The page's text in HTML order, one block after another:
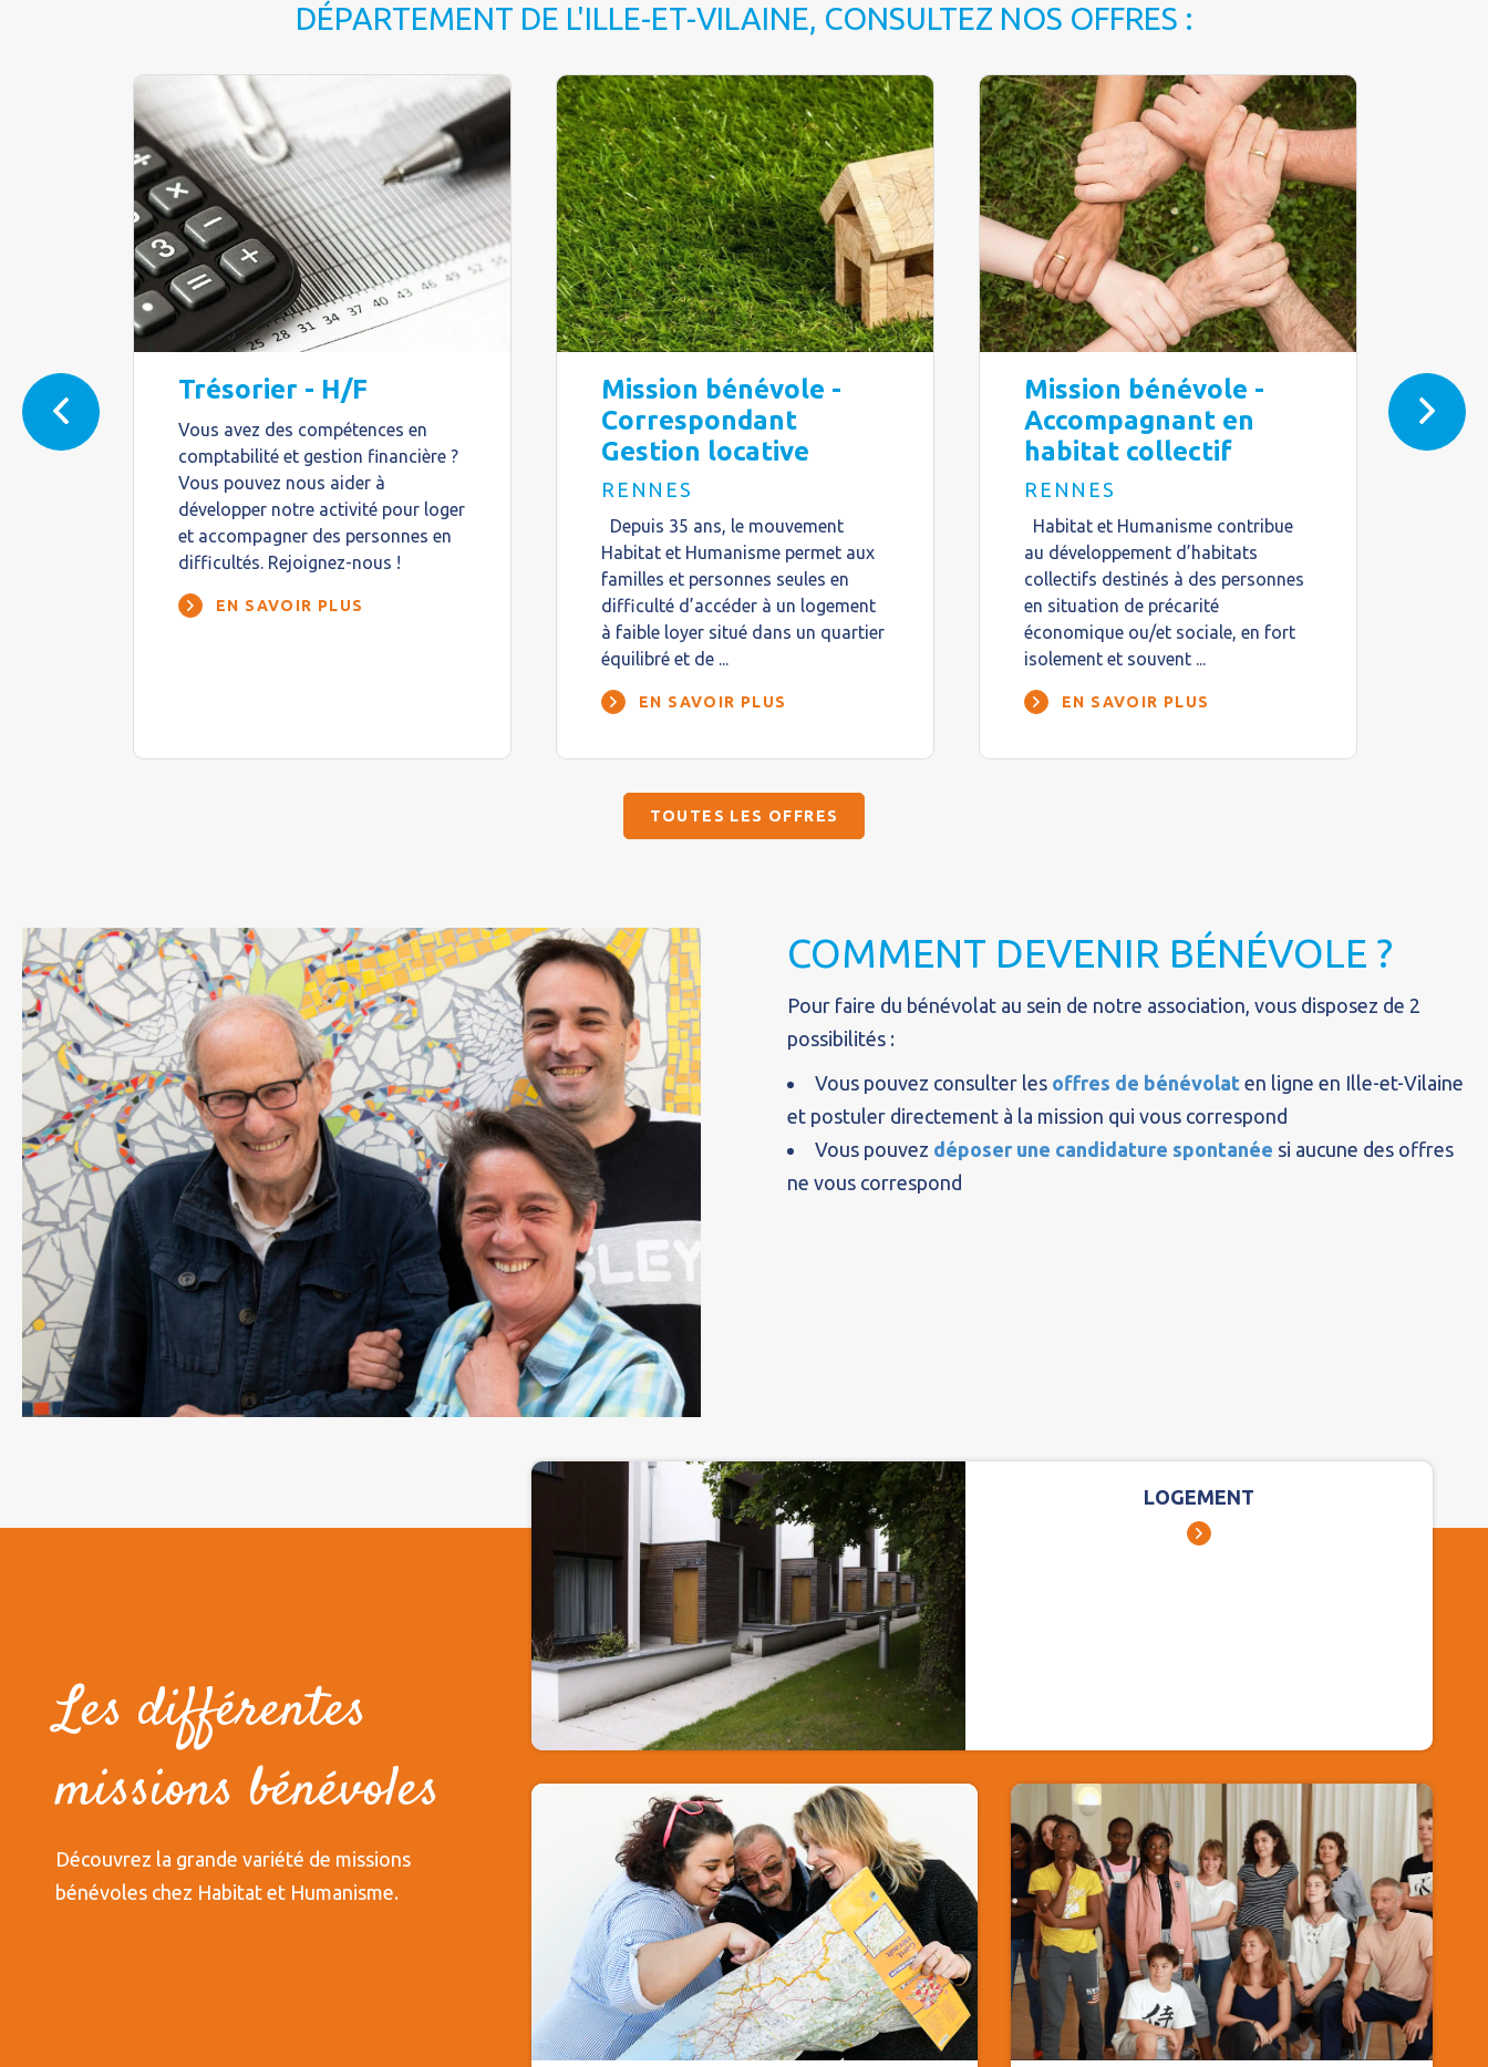
DÉPARTEMENT DE L'ILLE-ET-VILAINE, CONSULTEZ NOS OFFRES :
Trésorier - H/F
Vous avez des compétences en
comptabilité et gestion financière ?
Vous pouvez nous aider à
développer notre activité pour loger
et accompagner des personnes en
difficultés. Rejoignez-nous !
EN SAVOIR PLUS
Mission bénévole -
Correspondant
Gestion locative
RENNES
Depuis 35 ans, le mouvement
Habitat et Humanisme permet aux
familles et personnes seules en
difficulté d’accéder à un logement
à faible loyer situé dans un quartier
équilibré et de ...
EN SAVOIR PLUS
Mission bénévole -
Accompagnant en
habitat collectif
RENNES
Habitat et Humanisme contribue
au développement d’habitats
collectifs destinés à des personnes
en situation de précarité
économique ou/et sociale, en fort
isolement et souvent ...
EN SAVOIR PLUS
le
TOUTES LES OFFRES
COMMENT DEVENIR BÉNÉVOLE ?
Pour faire du bénévolat au sein de notre association, vous disposez de 2
possibilités :
Vous pouvez consulter les offres de bénévolat en ligne en Ille-et-Vilaine
et postuler directement à la mission qui vous correspond
Vous pouvez déposer une candidature spontanée si aucune des offres
ne vous correspond
Les différentes
missions bénévoles
Découvrez la grande variété de missions
bénévoles chez Habitat et Humanisme.
LOGEMENT